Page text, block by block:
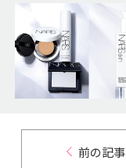
前の記事